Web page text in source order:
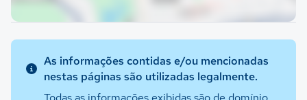
As informações contidas e/ou mencionadas
nestas páginas são utilizadas legalmente.